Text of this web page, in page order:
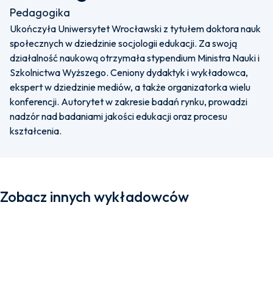
Pedagogika
Ukończyła Uniwersytet Wrocławski z tytułem doktora nauk
społecznych w dziedzinie socjologii edukacji. Za swoją
działalność naukową otrzymała stypendium Ministra Nauki i
Szkolnictwa Wyższego. Ceniony dydaktyk i wykładowca,
ekspert w dziedzinie mediów, a także organizatorka wielu
konferencji. Autorytet w zakresie badań rynku, prowadzi
nadzór nad badaniami jakości edukacji oraz procesu
kształcenia.
Zobacz innych wykładowców